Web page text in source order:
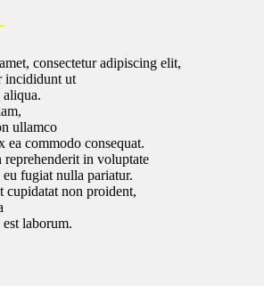
consectetur adipiscing elit,
incididunt ut
aliqua.
ullamco
commodo consequat.
in voluptate
fugiat nulla pariatur.
cupidatat non proident,
laborum.